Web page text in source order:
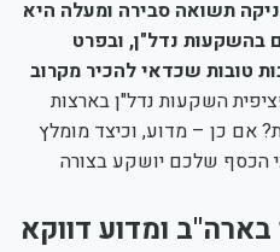
תשואה סבירה ומעלה היא
בהשקעות נדל"ן, ובפרט
טובות שכדאי להכיר מקרוב
השקעות נדל"ן בארצות
אם כן – מדוע, וכיצד מומלץ
הכסף שלכם יושקע בצורה
ומדוע דווקא